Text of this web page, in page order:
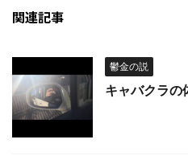
関連記事
鬱金の説
キャバクラの